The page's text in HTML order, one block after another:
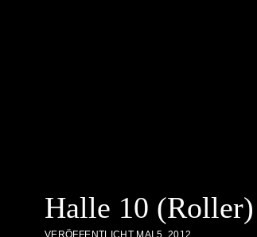
Halle 10 (Roller)
VERÖFFENTLICHT MAI 5, 2012